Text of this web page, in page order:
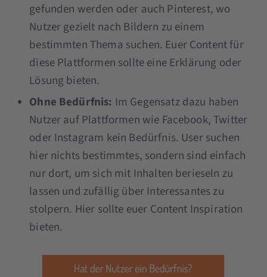
gefunden werden oder auch Pinterest, wo
Nutzer gezielt nach Bildern zu einem
bestimmten Thema suchen. Euer Content für
diese Plattformen sollte eine Erklärung oder
Lösung bieten.
Ohne Bedürfnis: Im Gegensatz dazu haben
Nutzer auf Plattformen wie Facebook, Twitter
oder Instagram kein Bedürfnis. User suchen
hier nichts bestimmtes, sondern sind einfach
nur dort, um sich mit Inhalten berieseln zu
lassen und zufällig über Interessantes zu
stolpern. Hier sollte euer Content Inspiration
bieten.